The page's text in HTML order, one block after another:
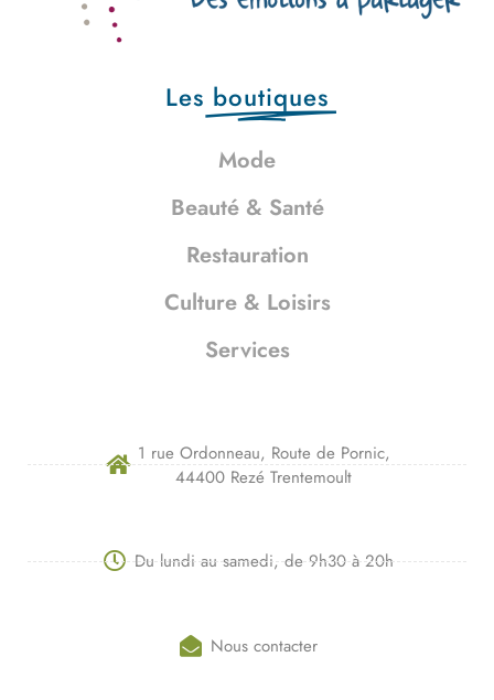
Les boutiques
Mode
Beauté & Santé
Restauration
Culture & Loisirs
Services
1 rue Ordonneau, Route de Pornic,
44400 Rezé Trentemoult
Du lundi au samedi, de 9h30 à 20h
Nous contacter